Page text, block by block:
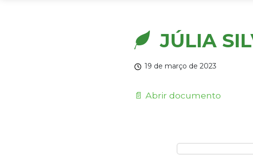
JÚLIA
19 de março de 2023
📄 Abrir documento